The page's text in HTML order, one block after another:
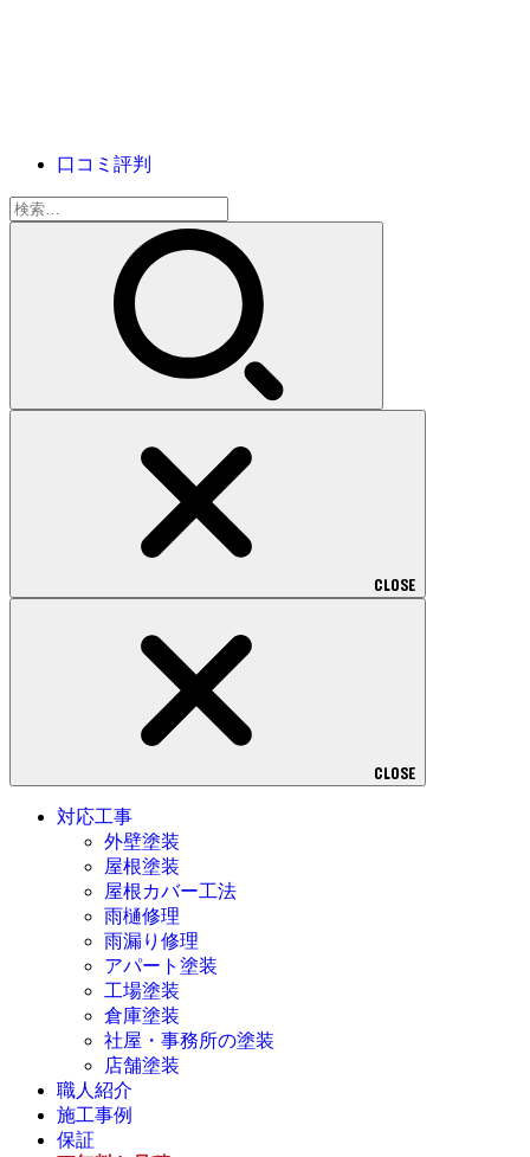
口コミ評判
検
索:
CLOSE
CLOSE
対応工事
外壁塗装
屋根塗装
屋根カバー工法
雨樋修理
雨漏り修理
アパート塗装
工場塗装
倉庫塗装
社屋・事務所の塗装
店舗塗装
職人紹介
施工事例
保証